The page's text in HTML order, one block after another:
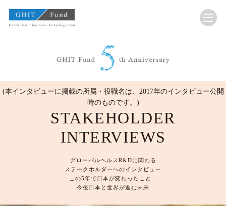
GHIT Fund Global Health Innovative Technology
(本インタビューに掲載の所属・役職名は、2017年のインタビュー公開
時のものです。)
STAKEHOLDER
INTERVIEWS
グローバルヘルスR&Dに関わる
ステークホルダーへのインタビュー
この5年で日本が変わったこと
今後日本と世界が進む未来